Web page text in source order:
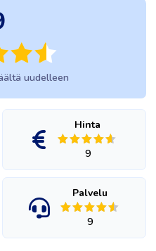
Hinta
9
Palvelu
9
uudelleen